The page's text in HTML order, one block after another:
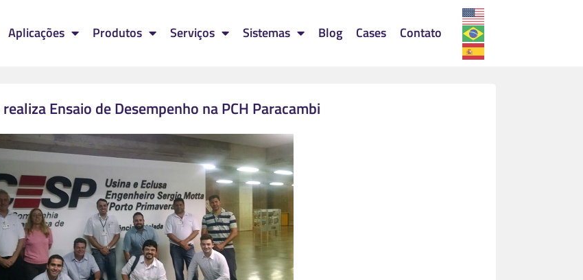
Aplicações Produtos Serviços Sistemas Blog Cases Contato
Ensaio de Desempenho na PCH Paracambi